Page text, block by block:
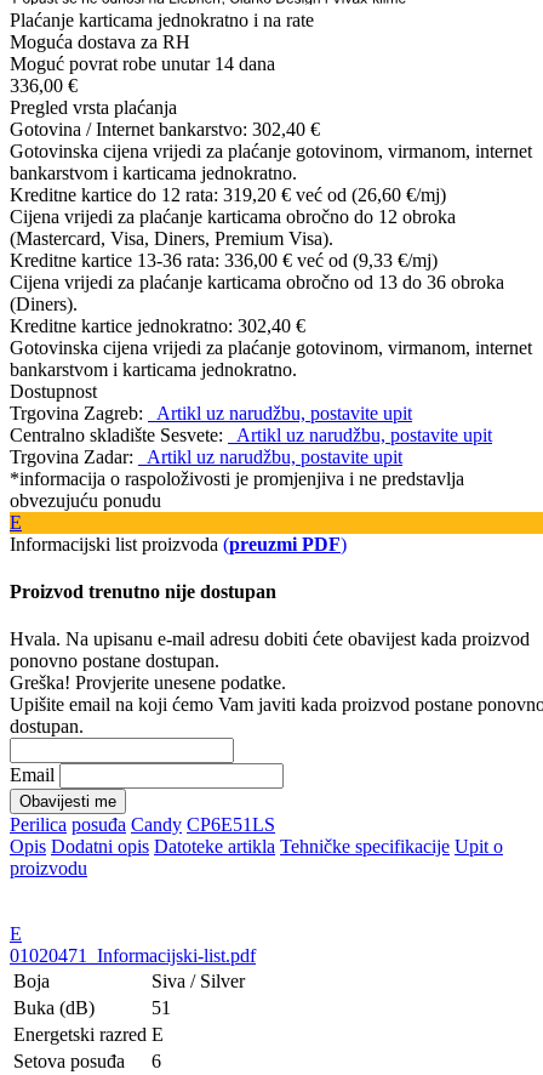
Plaćanje karticama jednokratno i na rate
Moguća dostava za RH
Moguć povrat robe unutar 14 dana
336,00 €
Pregled vrsta plaćanja
Gotovina / Internet bankarstvo: 302,40 €
Gotovinska cijena vrijedi za plaćanje gotovinom, virmanom, internet
bankarstvom i karticama jednokratno.
Kreditne kartice do 12 rata: 319,20 € već od (26,60 €/mj)
Cijena vrijedi za plaćanje karticama obročno do 12 obroka
(Mastercard, Visa, Diners, Premium Visa).
Kreditne kartice 13-36 rata: 336,00 € već od (9,33 €/mj)
Cijena vrijedi za plaćanje karticama obročno od 13 do 36 obroka
(Diners).
Kreditne kartice jednokratno: 302,40 €
Gotovinska cijena vrijedi za plaćanje gotovinom, virmanom, internet
bankarstvom i karticama jednokratno.
Dostupnost
Trgovina Zagreb:
Artikl uz narudžbu, postavite upit
Centralno skladište Sesvete:
Artikl uz narudžbu, postavite upit
Trgovina Zadar:
Artikl uz narudžbu, postavite upit
*informacija o raspoloživosti je promjenjiva i ne predstavlja
obvezujuću ponudu
E
Informacijski list proizvoda (preuzmi PDF)
Proizvod trenutno nije dostupan
Hvala. Na upisanu e-mail adresu dobiti ćete obavijest kada proizvod
ponovno postane dostupan.
Greška! Provjerite unesene podatke.
Upišite email na koji ćemo Vam javiti kada proizvod postane
dostupan.
Email
Obavijesti me
Perilica posuđa Candy CP6E51LS
Opis Dodatni opis Datoteke artikla Tehničke specifikacije Upit o
proizvodu
E
01020471_Informacijski-list.pdf
Boja
Siva / Silver
Buka (dB)
51
Energetski razred E
Setova posuđa
6